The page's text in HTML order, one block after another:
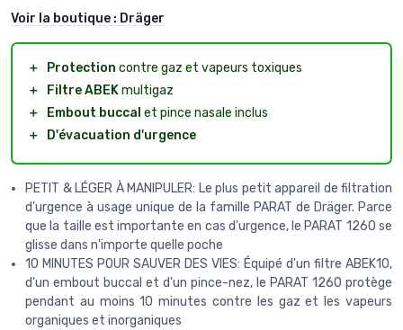
Voir la boutique : Dräger
＋ Protection contre gaz et vapeurs toxiques
＋
Filtre ABEKmultigaz
＋
Embout buccal et pince nasale inclus
＋
D'évacuation d'urgence
PETIT & LÉGER À MANIPULER: Le plus petit appareil de filtration
d'urgence à usage unique de la famille PARAT de Dräger. Parce
que la taille est importante en cas d'urgence, le PARAT 1260 se
glisse dans n'importe quelle poche
10 MINUTES POUR SAUVER DES VIES: Équipé d'un filtre ABEK10,
d'un embout buccal et d'un pince-nez, le PARAT 1260 protège
pendant au moins 10 minutes contre les gaz et les vapeurs
organiques et inorganiques